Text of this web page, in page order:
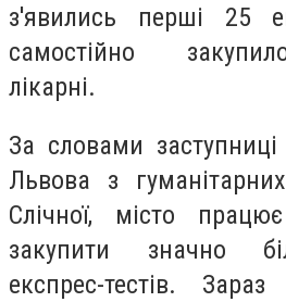
з'явились перші 25
самостійно
лікарні.
За словами
Львова з
Слічної, місто
закупити значно
експрес-тестів.